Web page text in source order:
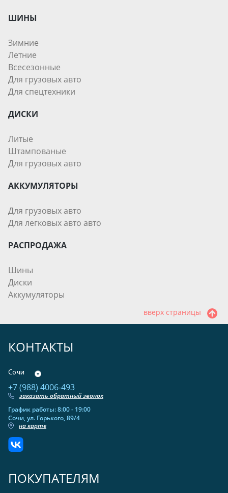
ШИНЫ
Зимние
Летние
Всесезонные
Для грузовых авто
Для спецтехники
ДИСКИ
Литые
Штампованые
Для грузовых авто
АККУМУЛЯТОРЫ
Для грузовых авто
Для легковых авто авто
РАСПРОДАЖА
Шины
Диски
Аккумуляторы
вверх страницы
КОНТАКТЫ
Сочи
+7 (988) 4006-493
заказать обратный звонок
График работы: 8:00 - 19:00
Сочи, ул. Горького, 89/4
на карте
ПОКУПАТЕЛЯМ